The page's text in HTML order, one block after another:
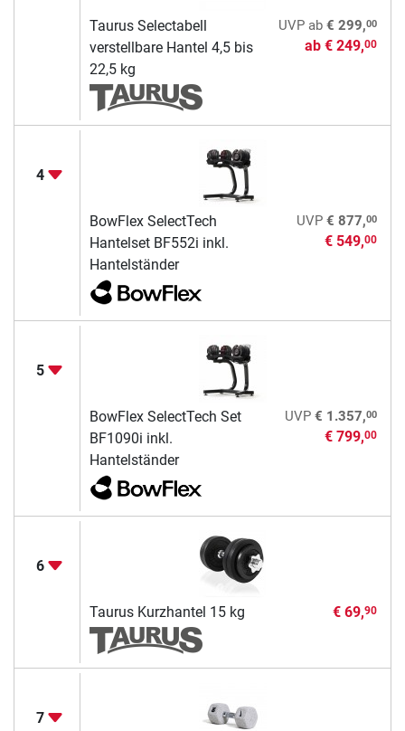
Taurus Selectabell
verstellbare Hantel 4,5 bis
22,5 kg
UVPab € 299,00
ab € 249,00
4
BowFlex SelectTech
Hantelset BF552i inkl.
Hantelständer
UVP € 877,00
€ 549,00
5
BowFlex SelectTech Set
BF1090i inkl.
Hantelständer
UVP € 1.357,00
€ 799,00
6
Taurus Kurzhantel 15 kg € 69,90
7